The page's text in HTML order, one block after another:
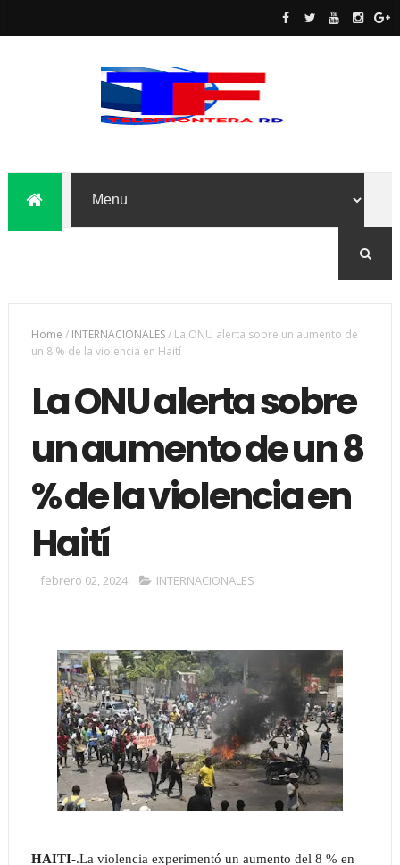
Home / INTERNACIONALES/ La ONU alerta sobre un aumento de
un 8 % de la violencia en Haití
La ONU alerta sobre
un aumento de un 8
% de la violencia en
Haití
febrero 02, 2024 INTERNACIONALES
HAITI-.La violencia experimentó un aumento del 8 % en